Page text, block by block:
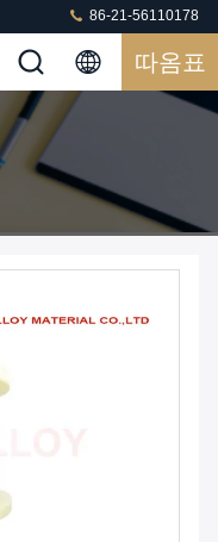
86-21-56110178
따옴표